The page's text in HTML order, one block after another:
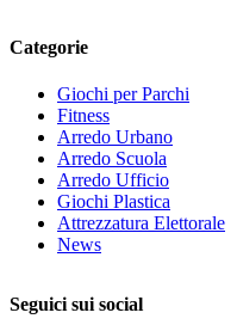
Categorie
Giochi per Parchi
Fitness
Arredo Urbano
Arredo Scuola
Arredo Ufficio
Giochi Plastica
Attrezzatura Elettorale
News
Seguici sui social